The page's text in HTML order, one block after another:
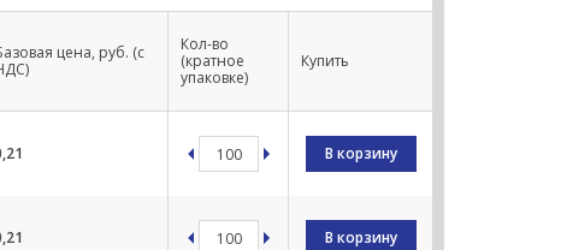
цена, руб. (с
Кол-во
(кратное
упаковке)
Купить
В корзину
В корзину